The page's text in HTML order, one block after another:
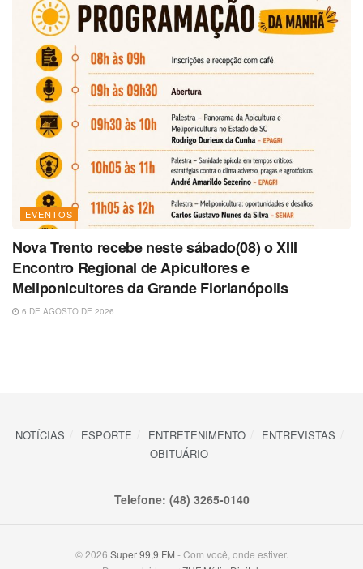
EVENTOS
Nova Trento recebe neste sábado(08) o XIII
Encontro Regional de Apicultores e
Meliponicultores da Grande Florianópolis
6 DE AGOSTO DE 2026
NOTÍCIAS ESPORTE ENTRETENIMENTO
ENTREVISTAS
OBITUÁRIO
Telefone: (48) 3265-0140
© 2026 Super 99,9 FM - Com você, onde estiver.